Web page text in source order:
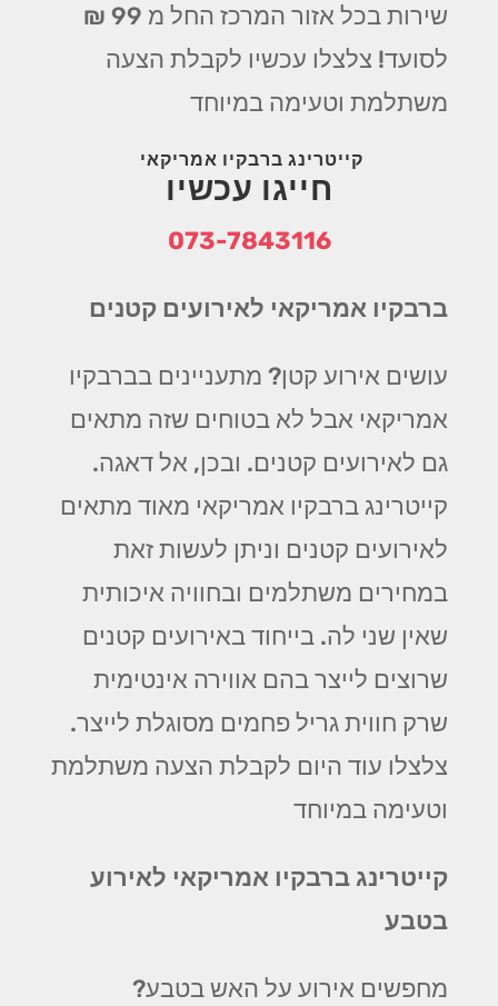
שירות בכל אזור המרכז החל מ 99 ₪
לסועד! צלצלו עכשיו לקבלת הצעה
משתלמת וטעימה במיוחד
קייטרינג ברבקיו אמריקאי
חייגו עכשיו
073-7843116
ברבקיו אמריקאי לאירועים קטנים
עושים אירוע קטן? מתעניינים בברבקיו
אמריקאי אבל לא בטוחים שזה מתאים
גם לאירועים קטנים. ובכן, אל דאגה.
קייטרינג ברבקיו אמריקאי מאוד מתאים
לאירועים קטנים וניתן לעשות זאת
במחירים משתלמים ובחוויה איכותית
שאין שני לה. בייחוד באירועים קטנים
שרוצים לייצר בהם אווירה אינטימית
שרק חווית גריל פחמים מסוגלת לייצר.
צלצלו עוד היום לקבלת הצעה משתלמת
וטעימה במיוחד
קייטרינג ברבקיו אמריקאי לאירוע
בטבע
מחפשים אירוע על האש בטבע?